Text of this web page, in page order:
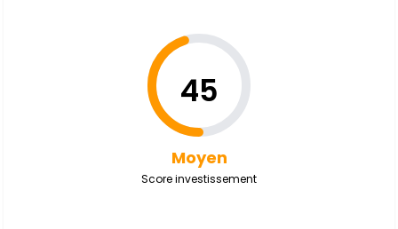
45
Moyen
Score investissement